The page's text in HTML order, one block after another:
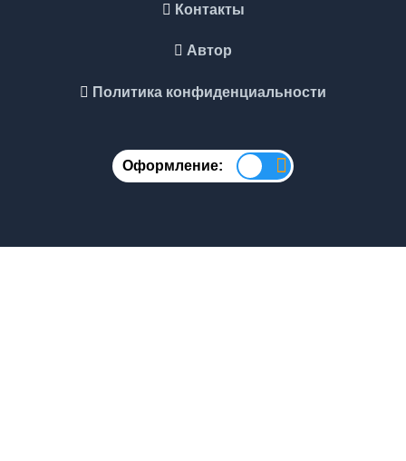
Контакты
Автор
Политика конфиденциальности
Оформление: